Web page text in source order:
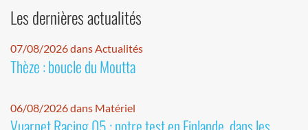
Les dernières actualités
07/08/2026 dans Actualités
Thèze : boucle du Moutta
06/08/2026 dans Matériel